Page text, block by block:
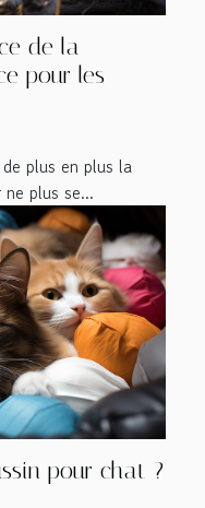
de la
pour les
plus en plus la
plus se...
pour chat ?